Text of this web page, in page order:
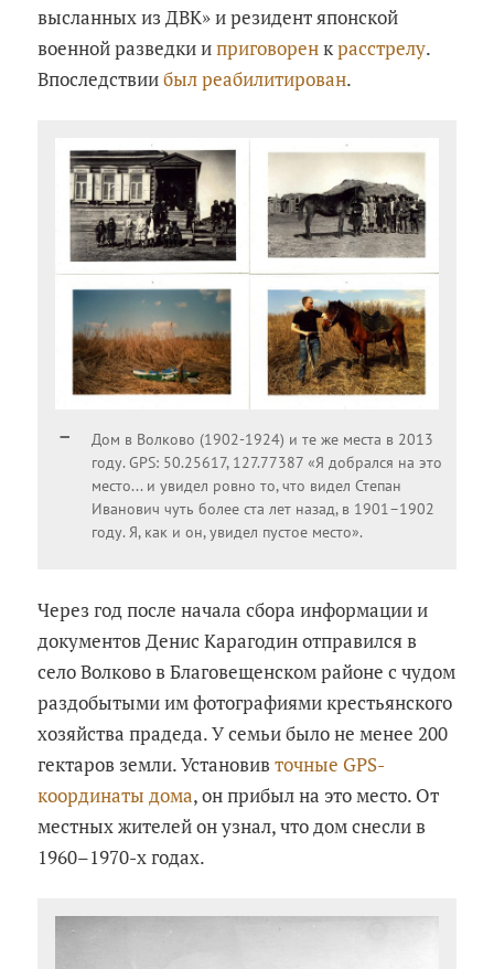
высланных из ДВК» и резидент японской
военной разведки иприговоренкрасстрелу.
Впоследствиибыл реабилитирован.
Дом в Волково (1902-1924) и те же места в 2013
году. GPS: 50.25617, 127.77387 «Я добрался на это
место... и увидел ровно то, что видел Степан
Иванович чуть более ста лет назад, в 1901–1902
году. Я, как и он, увидел пустое место».
Через год после начала сбора информации и
документов Денис Карагодин отправился в
село Волково в Благовещенском районе с чудом
раздобытыми им фотографиями крестьянского
хозяйства прадеда. У семьи было не менее 200
гектаров земли. Установивточные GPS-
координаты дома, он прибыл на это место. От
местных жителей он узнал, что дом снесли в
1960–1970-х годах.